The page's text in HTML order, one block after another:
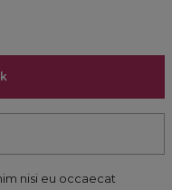
nisi eu occaecat